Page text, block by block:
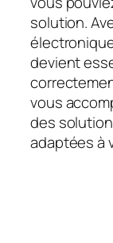
solution.
devient
vous
des
adaptées à